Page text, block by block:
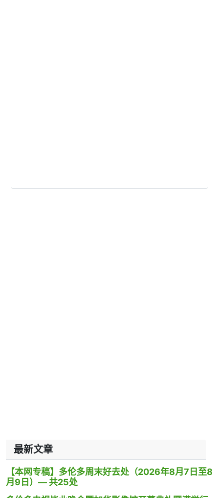
最新文章
【本网专稿】多伦多周末好去处（2026年8月7日至8
月9日）— 共25处